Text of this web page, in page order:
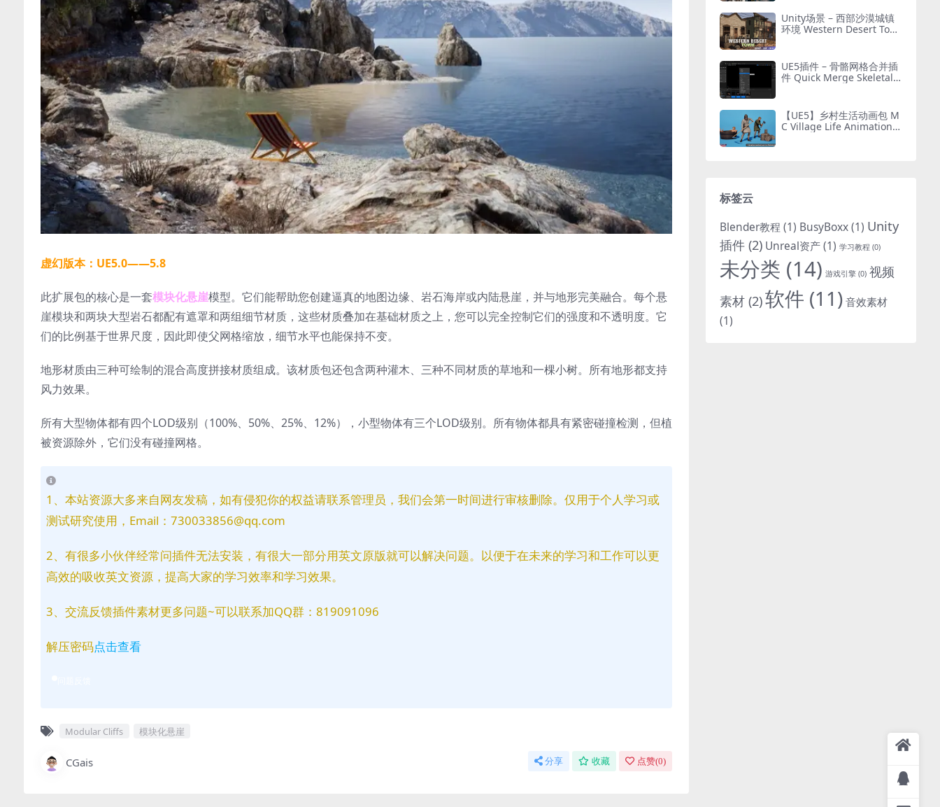
虚幻版本：UE5.0——5.8
此扩展包的核心是一套模块化悬崖模型。它们能帮助您创建逼真的地图边缘、岩石海岸或内陆悬崖，并与地形完美融合。每个悬
崖模块和两块大型岩石都配有遮罩和两组细节材质，这些材质叠加在基础材质之上，您可以完全控制它们的强度和不透明度。它
们的比例基于世界尺度，因此即使父网格缩放，细节水平也能保持不变。
地形材质由三种可绘制的混合高度拼接材质组成。该材质包还包含两种灌木、三种不同材质的草地和一棵小树。所有地形都支持
风力效果。
所有大型物体都有​​四个LOD级别（100%、50%、25%、12%），小型物体有三个LOD级别。所有物体都具有紧密碰撞检测，但植
被资源除外，它们没有碰撞网格。
1、本站资源大多来自网友发稿，如有侵犯你的权益请联系管理员，我们会第一时间进行审核删除。仅用于个人学习或
测试研究使用，Email：730033856@qq.com
2、有很多小伙伴经常问插件无法安装，有很大一部分用英文原版就可以解决问题。以便于在未来的学习和工作可以更
高效的吸收英文资源，提高大家的学习效率和学习效果。
3、交流反馈插件素材更多问题~可以联系加QQ群：819091096
解压密码点击查看
Modular Cliffs 模块化悬崖
CGais 分享 收藏 点赞(0)
wn)
Unity场景 – 西部沙漠城镇
环境 Western Desert Tow
UE5插件 – 骨骼网格合并插
件 Quick Merge Skeletal
【UE5】乡村生活动画包 M
C Village Life Animation P
标签云
Blender教程 (1) BusyBoxx(1) Unity
插件 (2) Unreal资产(1) 学习教程 (0)
未分类 (14) 游戏引擎 (0) 视频
素材 (2)软件 (11)音效素材
(1)